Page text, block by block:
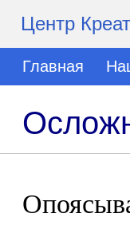
Центр
Главная